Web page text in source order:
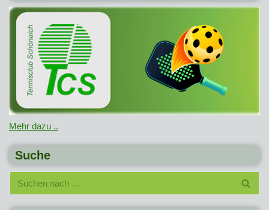
Mehr dazu ..
Suche